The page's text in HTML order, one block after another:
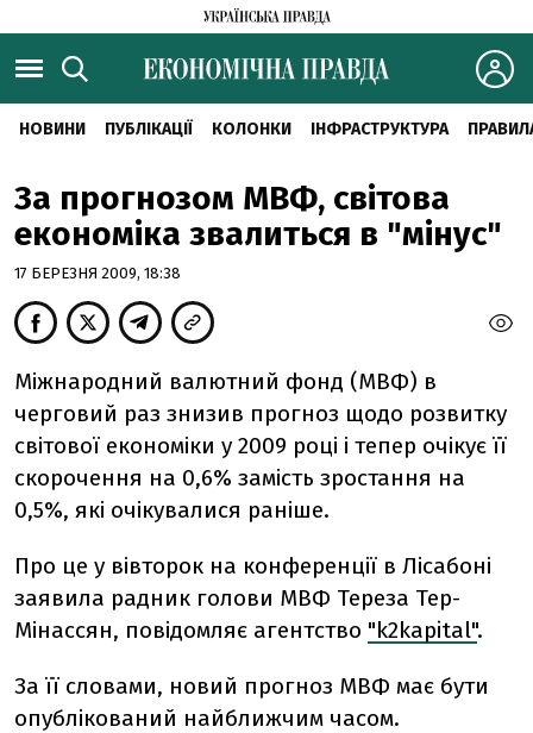
НОВИНИ ПУБЛІКАЦІЇ КОЛОНКИ ІНФРАСТРУКТУРА
За прогнозом МВФ, світова
економіка звалиться в "мінус"
17 БЕРЕЗНЯ 2009, 18:38
Міжнародний валютний фонд (МВФ) в
черговий раз знизив прогноз щодо розвитку
світової економіки у 2009 році і тепер очікує її
скорочення на 0,6% замість зростання на
0,5%, які очікувалися раніше.
Про це у вівторок на конференції в Лісабоні
заявила радник голови МВФ Тереза Тер-
Мінассян, повідомляє агентство "k2kapital".
За її словами, новий прогноз МВФ має бути
опублікований найближчим часом.